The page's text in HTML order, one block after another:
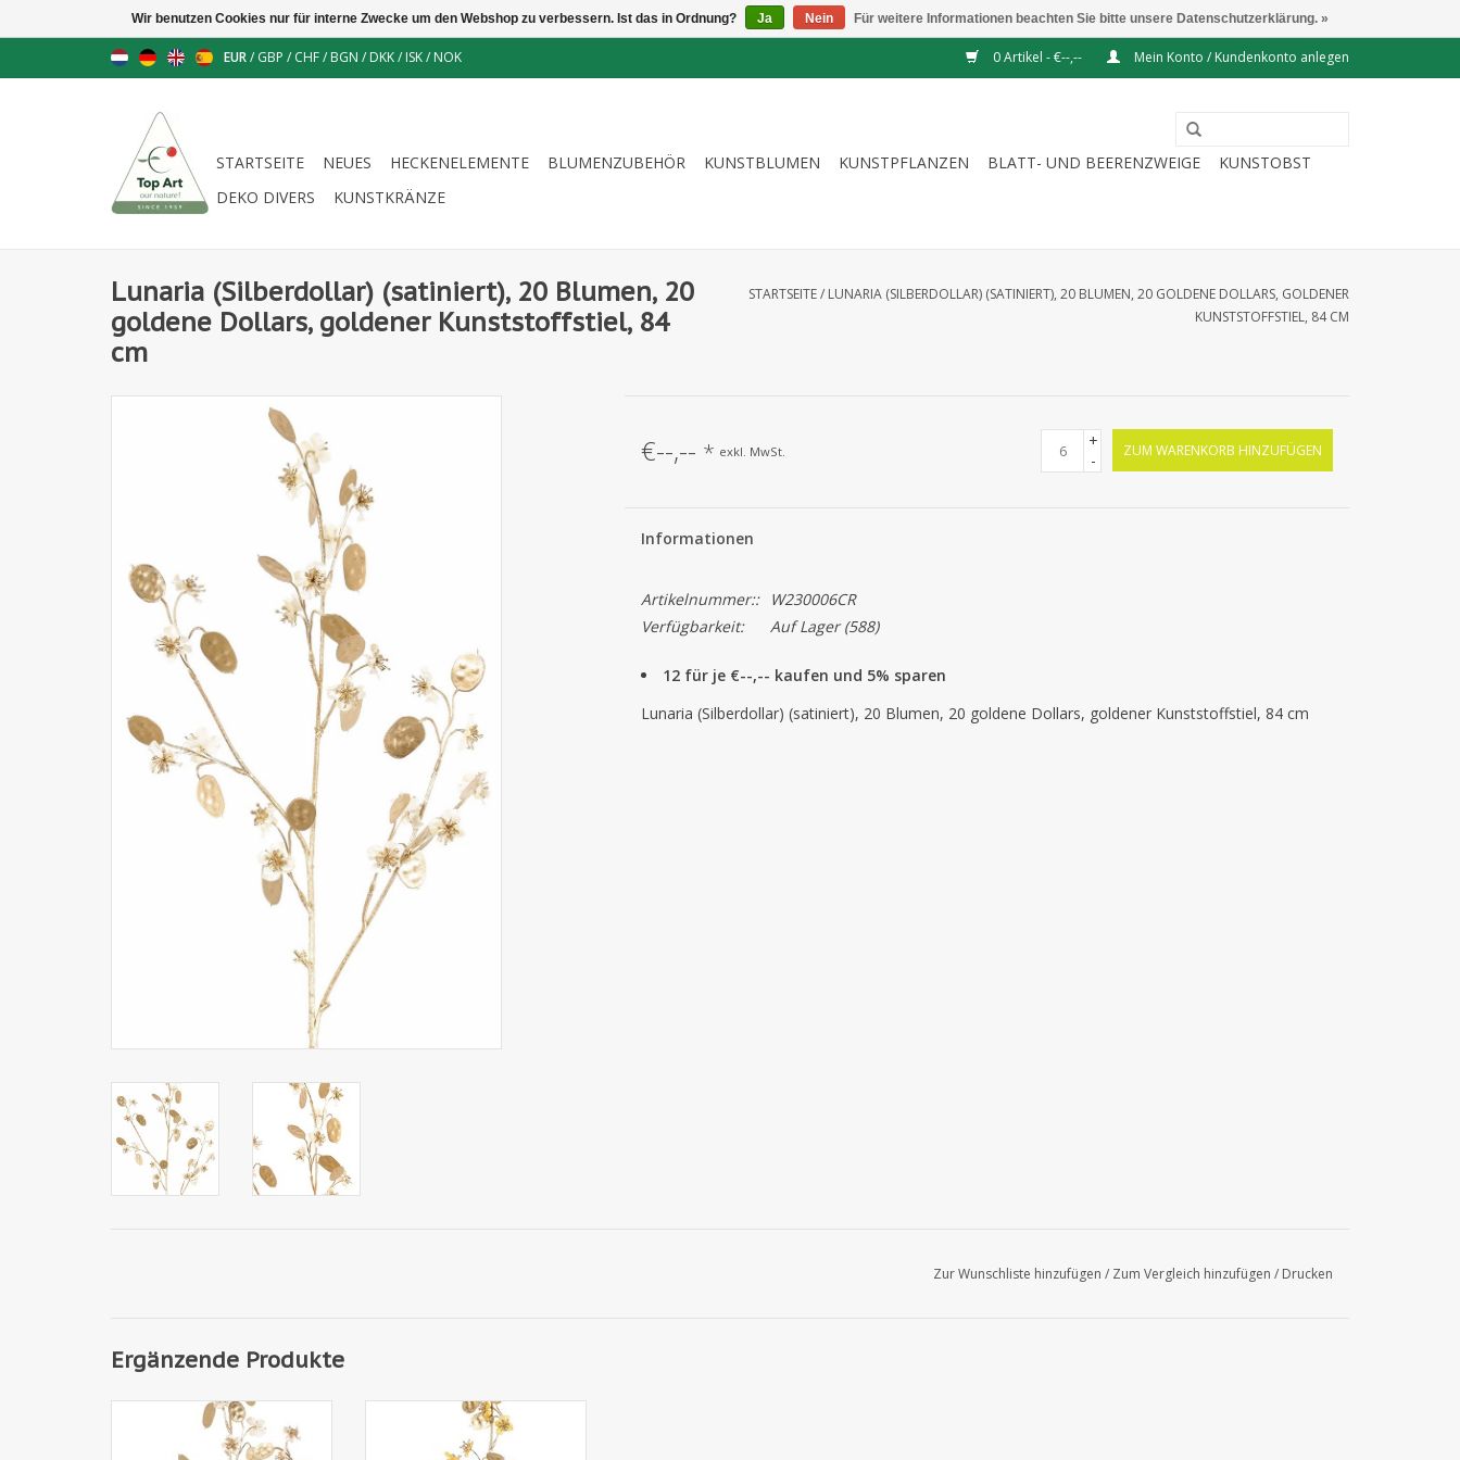
EUR/ GBP / CHF/ BGN / DKK/ ISK/ NOK 0 Artikel - €--,-- Mein Konto / Kundenkonto anlegen
STARTSEITE NEUES HECKENELEMENTE BLUMENZUBEHÖR KUNSTBLUMEN KUNSTPFLANZEN BLATT- UND BEERENZWEIGE
KUNSTOBST
DEKO DIVERS
KUNSTKRÄNZE
Lunaria (Silberdollar) (satiniert), 20 Blumen, 20
goldene Dollars, goldener Kunststoffstiel, 84
cm
STARTSEITE/ LUNARIA (SILBERDOLLAR) (SATINIERT), 20 BLUMEN, 20 GOLDENE DOLLARS, GOLDENER
KUNSTSTOFFSTIEL, 84 CM
€--,-- * exkl. MwSt.
+
-
ZUM WARENKORB HINZUFÜGEN
Informationen
Artikelnummer::
W230006CR
Verfügbarkeit:
Auf Lager(588)
12 für je €--,-- kaufen und 5% sparen
Lunaria (Silberdollar) (satiniert), 20 Blumen, 20 goldene Dollars, goldener Kunststoffstiel, 84 cm
Zur Wunschliste hinzufügen / Zum Vergleich hinzufügen / Drucken
Ergänzende Produkte
W230006BE - Lunaria
(Silberdollar) (satiniert), 20
Blumen, 20 goldene Dollars,
W230006GG - Lunaria
(Silberdollar) (satiniert), 20
Blumen, 20 goldene Dollars,
Wir benutzen Cookies nur für interne Zwecke um den Webshop zu verbessern. Ist das in Ordnung? Ja Nein Für weitere Informationen beachten Sie bitte unsere Datenschutzerklärung. »